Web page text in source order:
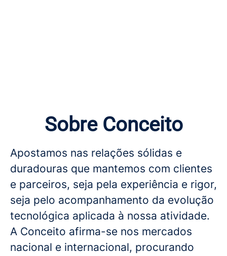
Sobre Conceito
Apostamos nas relações sólidas e
duradouras que mantemos com clientes
e parceiros, seja pela experiência e rigor,
seja pelo acompanhamento da evolução
tecnológica aplicada à nossa atividade.
A Conceito afirma-se nos mercados
nacional e internacional, procurando